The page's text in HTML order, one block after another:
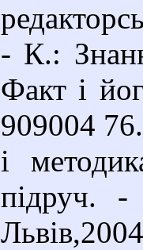
- К.:
Факт і
909004
і
підруч.